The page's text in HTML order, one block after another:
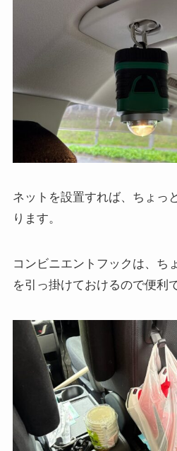
ネットを設置すれば、ちょっ
ります。
コンビニエントフックは、ち
を引っ掛けておけるので便利